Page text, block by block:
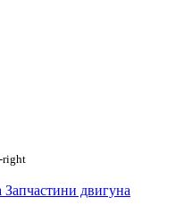
Запчастини двигуна